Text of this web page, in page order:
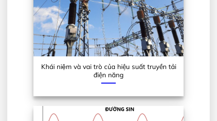
Khái niệm và vai trò của hiệu suất truyền tải
điện năng